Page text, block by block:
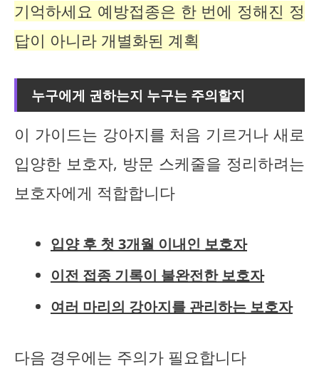
기억하세요 예방접종은 한 번에 정해진 정
답이 아니라 개별화된 계획
누구에게 권하는지 누구는 주의할지
이 가이드는 강아지를 처음 기르거나 새로
입양한 보호자, 방문 스케줄을 정리하려는
보호자에게 적합합니다
입양 후 첫 3개월 이내인 보호자
이전 접종 기록이 불완전한 보호자
여러 마리의 강아지를 관리하는 보호자
다음 경우에는 주의가 필요합니다